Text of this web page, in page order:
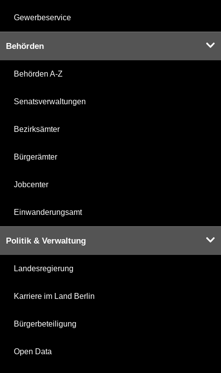
Gewerbeservice
Behörden
Behörden A-Z
Senatsverwaltungen
Bezirksämter
Bürgerämter
Jobcenter
Einwanderungsamt
Politik & Verwaltung
Landesregierung
Karriere im Land Berlin
Bürgerbeteiligung
Open Data